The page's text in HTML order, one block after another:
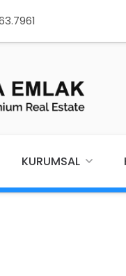
KURUMSAL